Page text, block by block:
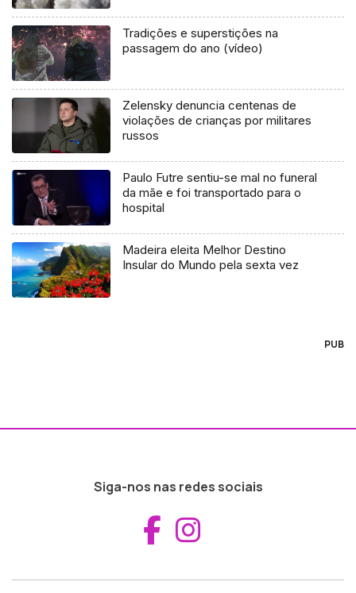
Tradições e superstições na
passagem do ano (vídeo)
Zelensky denuncia centenas de
violações de crianças por militares
russos
Paulo Futre sentiu-se mal no funeral
da mãe e foi transportado para o
hospital
Madeira eleita Melhor Destino
Insular do Mundo pela sexta vez
PUB
Siga-nos nas redes sociais
Aceder ao